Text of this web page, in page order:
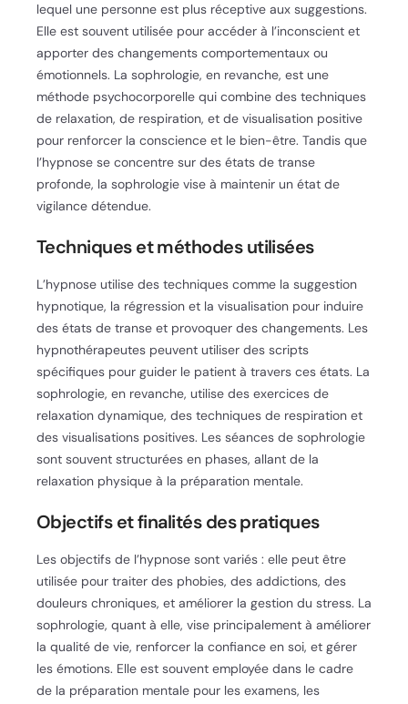
lequel une personne est plus réceptive aux suggestions.
Elle est souvent utilisée pour accéder à l’inconscient et
apporter des changements comportementaux ou
émotionnels. La sophrologie, en revanche, est une
méthode psychocorporelle qui combine des techniques
de relaxation, de respiration, et de visualisation positive
pour renforcer la conscience et le bien-être. Tandis que
l’hypnose se concentre sur des états de transe
profonde, la sophrologie vise à maintenir un état de
vigilance détendue.
Techniques et méthodes utilisées
L’hypnose utilise des techniques comme la suggestion
hypnotique, la régression et la visualisation pour induire
des états de transe et provoquer des changements. Les
hypnothérapeutes peuvent utiliser des scripts
spécifiques pour guider le patient à travers ces états. La
sophrologie, en revanche, utilise des exercices de
relaxation dynamique, des techniques de respiration et
des visualisations positives. Les séances de sophrologie
sont souvent structurées en phases, allant de la
relaxation physique à la préparation mentale.
Objectifs et finalités des pratiques
Les objectifs de l’hypnose sont variés : elle peut être
utilisée pour traiter des phobies, des addictions, des
douleurs chroniques, et améliorer la gestion du stress. La
sophrologie, quant à elle, vise principalement à améliorer
la qualité de vie, renforcer la confiance en soi, et gérer
les émotions. Elle est souvent employée dans le cadre
de la préparation mentale pour les examens, les